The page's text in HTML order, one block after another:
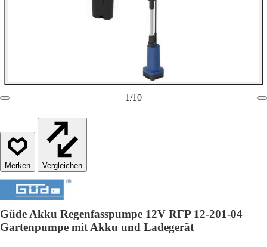
1/10
Vergleichen
Güde Akku Regenfasspumpe 12V RFP 12-201-04
Gartenpumpe mit Akku und Ladegerät